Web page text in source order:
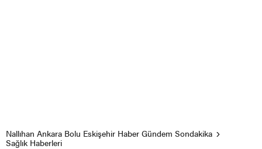
Nallıhan Ankara Bolu Eskişehir Haber Gündem Sondakika
Sağlık Haberleri